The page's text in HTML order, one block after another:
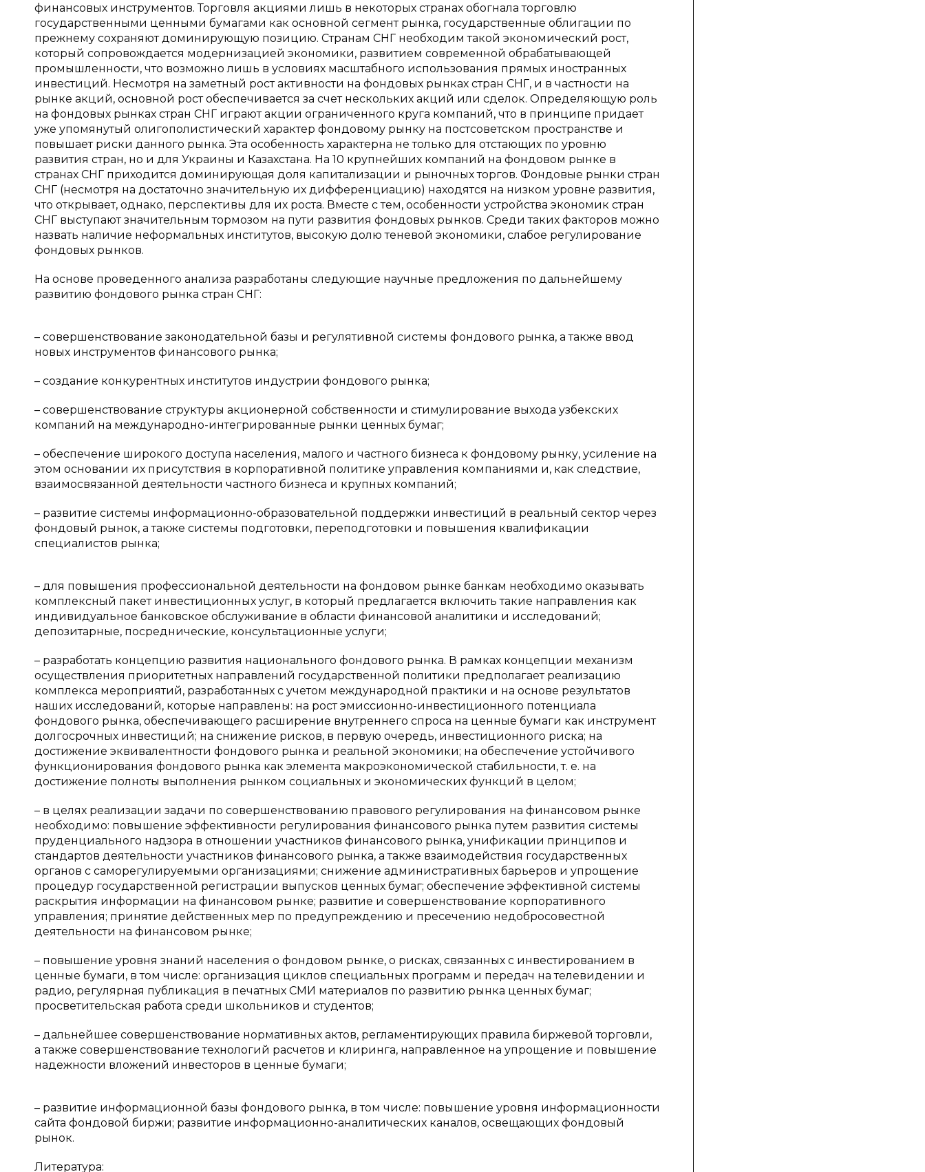
финансовых инструментов. Торговля акциями лишь в некоторых странах обогнала торговлю
государственными ценными бумагами как основной сегмент рынка, государственные облигации по
прежнему сохраняют доминирующую позицию. Странам СНГ необходим такой экономический рост,
который сопровождается модернизацией экономики, развитием современной обрабатывающей
промышленности, что возможно лишь в условиях масштабного использования прямых иностранных
инвестиций. Несмотря на заметный рост активности на фондовых рынках стран СНГ, и в частности на
рынке акций, основной рост обеспечивается за счет нескольких акций или сделок. Определяющую роль
на фондовых рынках стран СНГ играют акции ограниченного круга компаний, что в принципе придает
уже упомянутый олигополистический характер фондовому рынку на постсоветском пространстве и
повышает риски данного рынка. Эта особенность характерна не только для отстающих по уровню
развития стран, но и для Украины и Казахстана. На 10 крупнейших компаний на фондовом рынке в
странах СНГ приходится доминирующая доля капитализации и рыночных торгов. Фондовые рынки стран
СНГ (несмотря на достаточно значительную их дифференциацию) находятся на низком уровне развития,
что открывает, однако, перспективы для их роста. Вместе с тем, особенности устройства экономик стран
СНГ выступают значительным тормозом на пути развития фондовых рынков. Среди таких факторов можно
назвать наличие неформальных институтов, высокую долю теневой экономики, слабое регулирование
фондовых рынков.
На основе проведенного анализа разработаны следующие научные предложения по дальнейшему
развитию фондового рынка стран СНГ:
– совершенствование законодательной базы и регулятивной системы фондового рынка, а также ввод
новых инструментов финансового рынка;
– создание конкурентных институтов индустрии фондового рынка;
– совершенствование структуры акционерной собственности и стимулирование выхода узбекских
компаний на международно-интегрированные рынки ценных бумаг;
– обеспечение широкого доступа населения, малого и частного бизнеса к фондовому рынку, усиление на
этом основании их присутствия в корпоративной политике управления компаниями и, как следствие,
взаимосвязанной деятельности частного бизнеса и крупных компаний;
– развитие системы информационно-образовательной поддержки инвестиций в реальный сектор через
фондовый рынок, а также системы подготовки, переподготовки и повышения квалификации
специалистов рынка;
– для повышения профессиональной деятельности на фондовом рынке банкам необходимо оказывать
комплексный пакет инвестиционных услуг, в который предлагается включить такие направления как
индивидуальное банковское обслуживание в области финансовой аналитики и исследований;
депозитарные, посреднические, консультационные услуги;
– разработать концепцию развития национального фондового рынка. В рамках концепции механизм
осуществления приоритетных направлений государственной политики предполагает реализацию
комплекса мероприятий, разработанных с учетом международной практики и на основе результатов
наших исследований, которые направлены: на рост эмиссионно-инвестиционного потенциала
фондового рынка, обеспечивающего расширение внутреннего спроса на ценные бумаги как инструмент
долгосрочных инвестиций; на снижение рисков, в первую очередь, инвестиционного риска; на
достижение эквивалентности фондового рынка и реальной экономики; на обеспечение устойчивого
функционирования фондового рынка как элемента макроэкономической стабильности, т. е. на
достижение полноты выполнения рынком социальных и экономических функций в целом;
– в целях реализации задачи по совершенствованию правового регулирования на финансовом рынке
необходимо: повышение эффективности регулирования финансового рынка путем развития системы
пруденциального надзора в отношении участников финансового рынка, унификации принципов и
стандартов деятельности участников финансового рынка, а также взаимодействия государственных
органов с саморегулируемыми организациями; снижение административных барьеров и упрощение
процедур государственной регистрации выпусков ценных бумаг; обеспечение эффективной системы
раскрытия информации на финансовом рынке; развитие и совершенствование корпоративного
управления; принятие действенных мер по предупреждению и пресечению недобросовестной
деятельности на финансовом рынке;
– повышение уровня знаний населения о фондовом рынке, о рисках, связанных с инвестированием в
ценные бумаги, в том числе: организация циклов специальных программ и передач на телевидении и
радио, регулярная публикация в печатных СМИ материалов по развитию рынка ценных бумаг;
просветительская работа среди школьников и студентов;
– дальнейшее совершенствование нормативных актов, регламентирующих правила биржевой торговли,
а также совершенствование технологий расчетов и клиринга, направленное на упрощение и повышение
надежности вложений инвесторов в ценные бумаги;
– развитие информационной базы фондового рынка, в том числе: повышение уровня информационности
сайта фондовой биржи; развитие информационно-аналитических каналов, освещающих фондовый
рынок.
Литература: